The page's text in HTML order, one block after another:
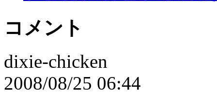
コメント
dixie-chicken
2008/08/25 06:44